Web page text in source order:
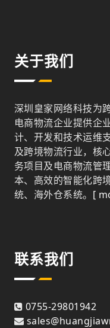
关于我们
深圳皇家网络科技为
电商物流企业提供企
计、开发和技术运维
及跨境物流行业，核
务项目及电商物流管
本、高效的智能化跨
统、海外仓系统。 [
联系我们
0755-29801942